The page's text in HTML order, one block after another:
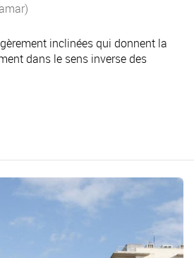
inclinées qui donnent la
dans le sens inverse des